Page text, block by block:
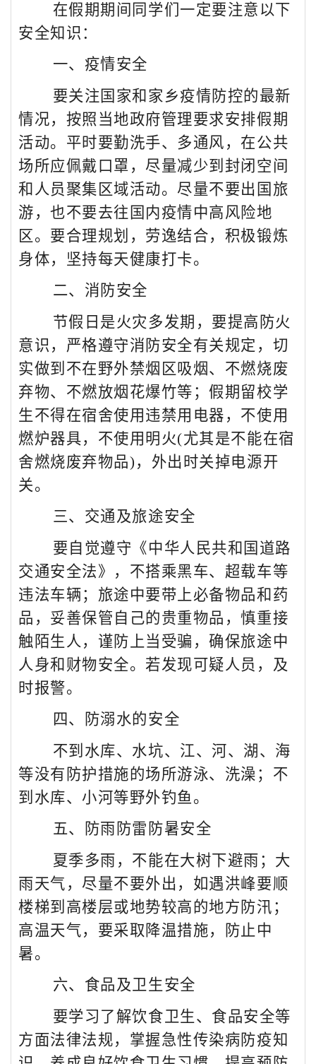
在假期期间同学们一定要注意以下
安全知识：
一、疫情安全
要关注国家和家乡疫情防控的最新
情况，按照当地政府管理要求安排假期
活动。平时要勤洗手、多通风，在公共
场所应佩戴口罩，尽量减少到封闭空间
和人员聚集区域活动。尽量不要出国旅
游，也不要去往国内疫情中高风险地
区。要合理规划，劳逸结合，积极锻炼
身体，坚持每天健康打卡。
二、消防安全
节假日是火灾多发期，要提高防火
意识，严格遵守消防安全有关规定，切
实做到不在野外禁烟区吸烟、不燃烧废
弃物、不燃放烟花爆竹等；假期留校学
生不得在宿舍使用违禁用电器，不使用
燃炉器具，不使用明火(尤其是不能在宿
舍燃烧废弃物品) ，外出时关掉电源开
关。
三、交通及旅途安全
要自觉遵守《中华人民共和国道路
交通安全法》，不搭乘黑车、超载车等
违法车辆；旅途中要带上必备物品和药
品，妥善保管自己的贵重物品，慎重接
触陌生人，谨防上当受骗，确保旅途中
人身和财物安全。若发现可疑人员，及
时报警。
四、防溺水的安全
不到水库、水坑、江、河、湖、海
等没有防护措施的场所游泳、洗澡；不
到水库、小河等野外钓鱼。
五、防雨防雷防暑安全
夏季多雨，不能在大树下避雨；大
雨天气，尽量不要外出，如遇洪峰要顺
楼梯到高楼层或地势较高的地方防汛；
高温天气，要采取降温措施，防止中
暑。
六、食品及卫生安全
要学习了解饮食卫生、食品安全等
方面法律法规，掌握急性传染病防疫知